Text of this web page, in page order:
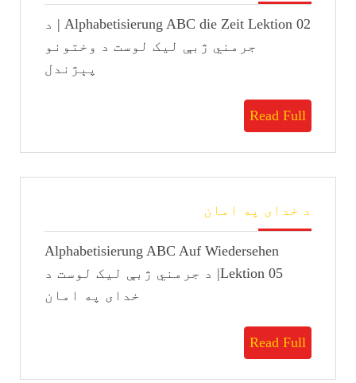
پېژندل
Alphabetisierung ABC die Zeit Lektion 02 | د
جرمني ژبې لیک لوست د وختونو
پېژندل
Read Full
Read
Full
د خدای په امان
په
امان
Alphabetisierung ABC Auf Wiedersehen
Lektion 05| د جرمني ژبې لیک لوست د
خدای په امان
Read Full
Read
Full